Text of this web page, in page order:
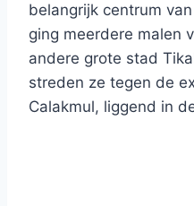
belangrijk centrum
ging meerdere malen
andere grote stad
streden ze tegen de
Calakmul, liggend in